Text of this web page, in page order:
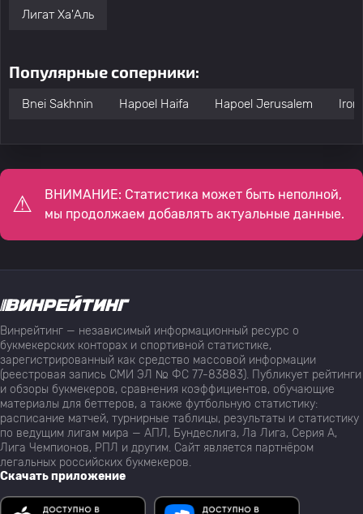
Лигат Ха'Аль
Популярные соперники:
Bnei Sakhnin Hapoel Haifa Hapoel Jerusalem
ВНИМАНИЕ: Статистика может быть неполной,
мы продолжаем добавлять актуальные данные.
Винрейтинг — независимый информационный ресурс о
букмекерских конторах и спортивной статистике,
зарегистрированный как средство массовой информации
(реестровая запись СМИ ЭЛ № ФС 77-83883). Публикует рейтинги
и обзоры букмекеров, сравнения коэффициентов, обучающие
материалы для беттеров, а также футбольную статистику:
расписание матчей, турнирные таблицы, результаты и статистику
по ведущим лигам мира — АПЛ, Бундеслига, Ла Лига, Серия А,
Лига Чемпионов, РПЛ и другим. Сайт является партнёром
легальных российских букмекеров.
Скачать приложение